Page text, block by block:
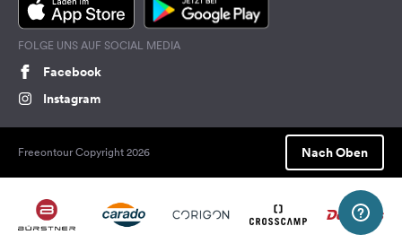
FOLGE UNS AUF SOCIAL MEDIA
Facebook
Instagram
Freeontour Copyright 2026 Nach Oben